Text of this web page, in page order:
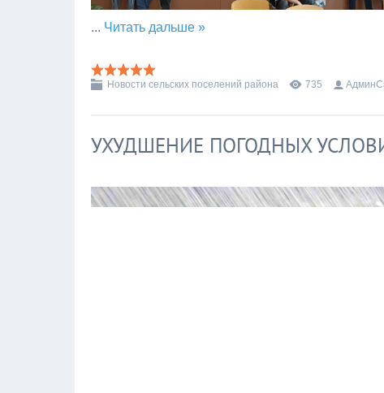
... Читать дальше »
Новости сельских поселений района 735
УХУДШЕНИЕ ПОГОДНЫХ